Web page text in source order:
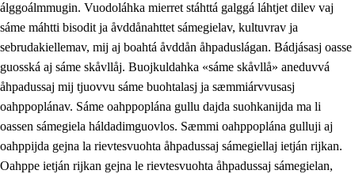
álggoálmmugin. Vuodoláhka mierret stáhttá galggá láhtjet dilev vaj
sáme máhtti bisodit ja åvddånahttet sámegielav, kultuvrav ja
sebrudakiellemav, mij aj boahtá åvddån åhpaduslágan. Bádjásasj oasse
guosská aj sáme skåvllåj. Buojkuldahka «sáme skåvllå» aneduvvá
åhpadussaj mij tjuovvu sáme buohtalasj ja sæmmiárvvusasj
oahppoplánav. Sáme oahppoplána gullu dajda suohkanijda ma li
oassen sámegiela háldadimguovlos. Sæmmi oahppoplána gulluji aj
oahppijda gejna la rievtesvuohta åhpadussaj sámegiellaj ietján rijkan.
Oahppe ietján rijkan gejna le rievtesvuohta åhpadussaj sámegielan,